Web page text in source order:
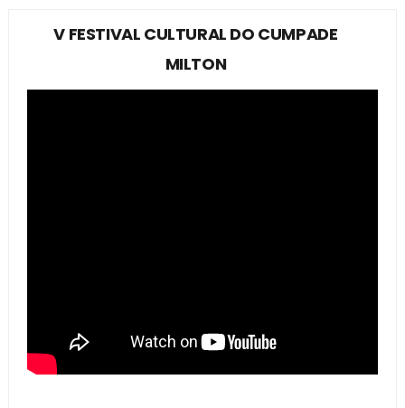
V FESTIVAL CULTURAL DO CUMPADE
MILTON